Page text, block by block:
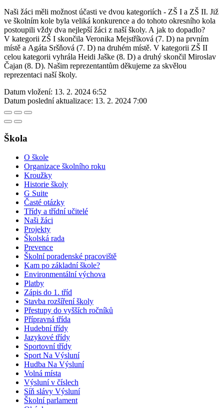
Naši žáci měli možnost účasti ve dvou kategoriích - ZŠ I a ZŠ II. Již
ve školním kole byla veliká konkurence a do tohoto okresního kola
postoupili vždy dva nejlepší žáci z naší školy. A jak to dopadlo?
V kategorii ZŠ I skončila Veronika Mejstříková (7. D) na prvním
místě a Agáta Sršňová (7. D) na druhém místě. V kategorii ZŠ II
celou kategorii vyhrála Heidi Jaške (8. D) a druhý skončil Miroslav
Čajan (8. D). Našim reprezentantům děkujeme za skvělou
reprezentaci naší školy.
Datum vložení: 13. 2. 2024 6:52
Datum poslední aktualizace: 13. 2. 2024 7:00
Škola
O škole
Organizace školního roku
Kroužky
Historie školy
G Suite
Časté otázky
Třídy a třídní učitelé
Naši žáci
Projekty
Školská rada
Prevence
Školní poradenské pracoviště
Kam po základní škole?
Environmentální výchova
Platby
Zápis do 1. tříd
Stavba rozšíření školy
Přestupy do vyšších ročníků
Přípravná třída
Hudební třídy
Jazykové třídy
Sportovní třídy
Sport Na Výsluní
Hudba Na Výsluní
Volná místa
Výsluní v číslech
Síň slávy Výsluní
Školní parlament